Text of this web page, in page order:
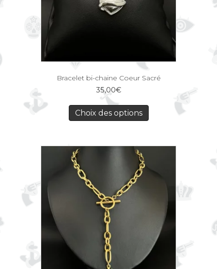
Bracelet bi-chaine Coeur Sacré
35,00€
Choix des options